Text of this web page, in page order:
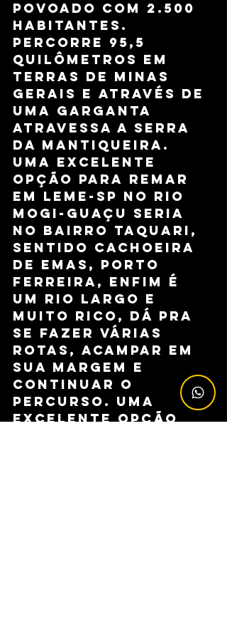
povoado com 2.500
habitantes.
Percorre 95,5
quilômetros em
terras de Minas
Gerais e através de
uma garganta
atravessa a Serra
da Mantiqueira.
uMA EXCELENTE
OPÇÃO PARA REMAR
EM lEME-SP NO RIO
MOGI-GUAÇU SERIA
NO BAIRRO TAQUARI,
SENTIDO CACHOEIRA
DE EMAS, PORTO
FERREIRA, ENFIM É
UM RIO LARGO E
MUITO RICO, DÁ PRA
SE FAZER VÁRIAS
ROTAS, ACAMPAR EM
SUA MARGEM E
CONTINUAR O
PERCURSO. UMA
EXCELENTE OPÇÃO